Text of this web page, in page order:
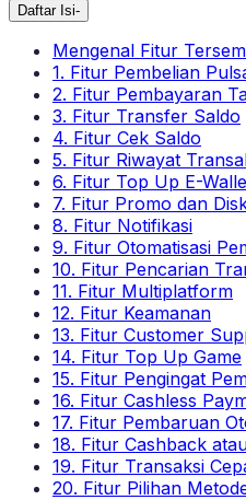
Daftar Isi-
Mengenal Fitur
1. Fitur Pembelian
2. Fitur Pembayaran
3. Fitur Transfer Saldo
4. Fitur Cek Saldo
5. Fitur Riwayat
6. Fitur Top Up E-
7. Fitur Promo dan
8. Fitur Notifikasi
9. Fitur Otomatisasi
10. Fitur Pencarian
11. Fitur Multiplatform
12. Fitur Keamanan
13. Fitur Customer
14. Fitur Top Up Game
15. Fitur Pengingat
16. Fitur Cashless
17. Fitur Pembaruan
18. Fitur Cashback
19. Fitur Transaksi
20. Fitur Pilihan